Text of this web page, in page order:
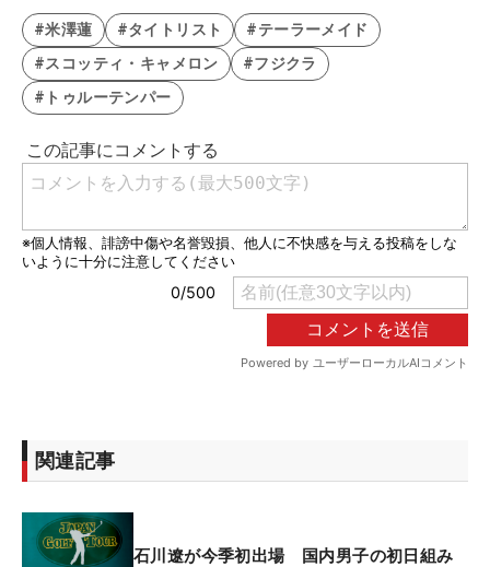
#米澤蓮 #タイトリスト
#テーラーメイド
#スコッティ・キャメロン
#フジクラ
#トゥルーテンパー
関連記事
石川遼が今季初出場 国内男子の初日組み